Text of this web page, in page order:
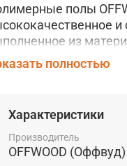
полы
из
Данное
защитный
покрытие
полностью
Характеристики
Производитель
OFFWOOD (Оффвуд)